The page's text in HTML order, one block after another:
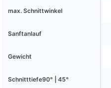
max. Schnittwinkel
Sanftanlauf
Gewicht
Schnitttiefe90° | 45°